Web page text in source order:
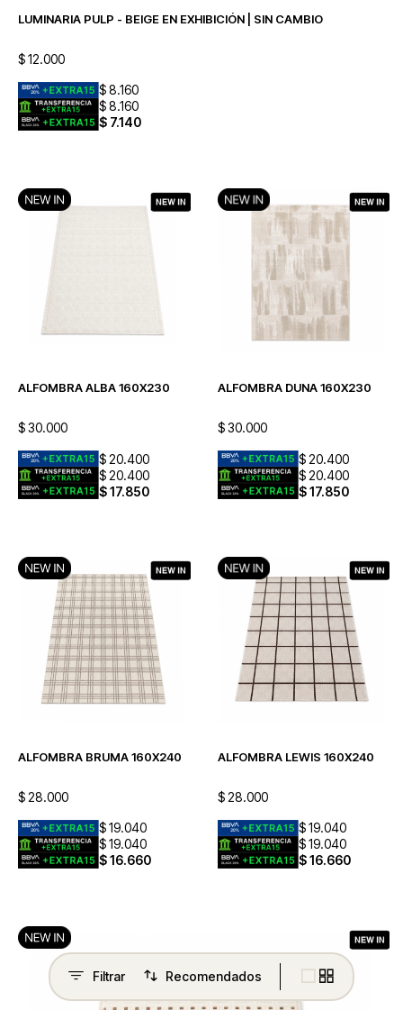
Recomendados
LUMINARIA PULP - BEIGE EN EXHIBICIÓN | SIN CAMBIO
$12.000
$8.160
$8.160
$ 7.140
ALFOMBRA ALBA 160X230
$30.000
$ 20.400
$ 20.400
$17.850
ALFOMBRA DUNA 160X230
$ 30.000
$ 20.400
$ 20.400
$ 17.850
ALFOMBRA BRUMA 160X240
$ 28.000
$19.040
$19.040
$16.660
ALFOMBRA LEWIS 160X240
$ 28.000
$ 19.040
$ 19.040
$ 16.660